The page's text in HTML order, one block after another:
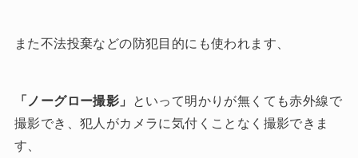
また不法投棄などの防犯目的にも使われます、
「ノーグロー撮影」
といって明かりが無くても赤外線で
撮影でき、犯人がカメラに気付くことなく撮影できま
す、